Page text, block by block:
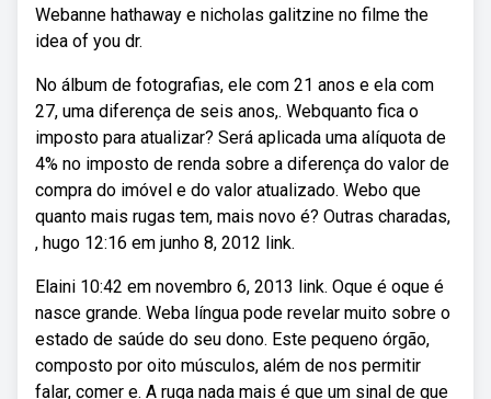
Webanne hathaway e nicholas galitzine no filme the
idea of you dr.
No álbum de fotografias, ele com 21 anos e ela com
27, uma diferença de seis anos,. Webquanto fica o
imposto para atualizar? Será aplicada uma alíquota de
4% no imposto de renda sobre a diferença do valor de
compra do imóvel e do valor atualizado. Webo que
quanto mais rugas tem, mais novo é? Outras charadas,
, hugo 12:16 em junho 8, 2012 link.
Elaini 10:42 em novembro 6, 2013 link. Oque é oque é
nasce grande. Weba língua pode revelar muito sobre o
estado de saúde do seu dono. Este pequeno órgão,
composto por oito músculos, além de nos permitir
falar, comer e. A ruga nada mais é que um sinal de que